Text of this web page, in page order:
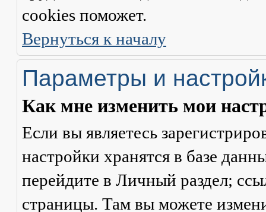
cookies поможет.
Вернуться к началу
Параметры и
Как мне изменить мои
Если вы являетесь
настройки хранятся в базе
перейдите в Личный раздел;
страницы. Там вы можете